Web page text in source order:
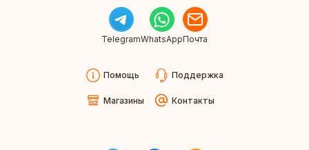
TelegramWhatsAppПочта
Помощь Поддержка
Магазины Контакты